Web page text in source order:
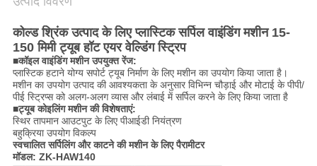
कोल्ड श्रिंक उत्पाद के लिए प्लास्टिक सर्पिल वाइंडिंग मशीन 15-
150 मिमी ट्यूब हॉट एयर वेल्डिंग स्ट्रिप
■कॉइल वाइंडिंग मशीन उपयुक्त रेंज:
प्लास्टिक हटाने योग्य सपोर्ट ट्यूब निर्माण के लिए मशीन का उपयोग किया जाता है।
मशीन का उपयोग उत्पाद की आवश्यकता के अनुसार विभिन्न चौड़ाई और मोटाई के पीपी/
पीई स्ट्रिप्स को अलग-अलग व्यास और लंबाई में सर्पिल करने के लिए किया जाता है
■ट्यूब कोइलिंग मशीन की विशेषताएं:
स्थिर तापमान आउटपुट के लिए पीआईडी ​​नियंत्रण
बहुक्रिया उपयोग विकल्प
स्वचालित सर्पिलिंग और काटने की मशीन के लिए पैरामीटर
मॉडल: ZK-HAW140